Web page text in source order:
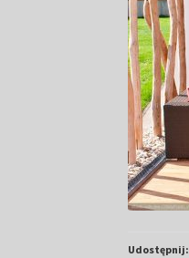
Udostępnij: